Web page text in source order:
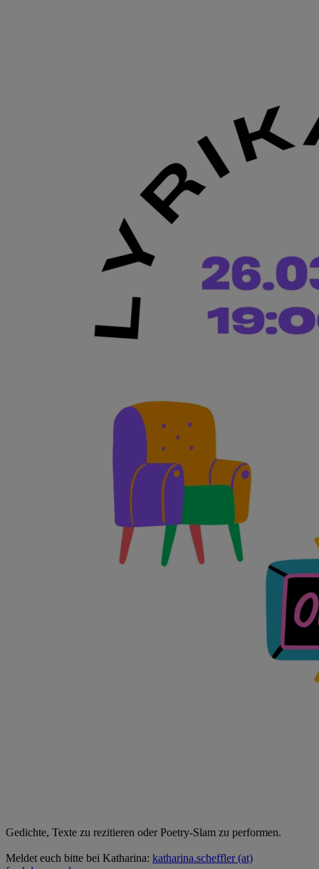
Gedichte, Texte zu rezitieren oder Poetry-Slam zu performen.
Meldet euch bitte bei Katharina: katharina.scheffler (at)